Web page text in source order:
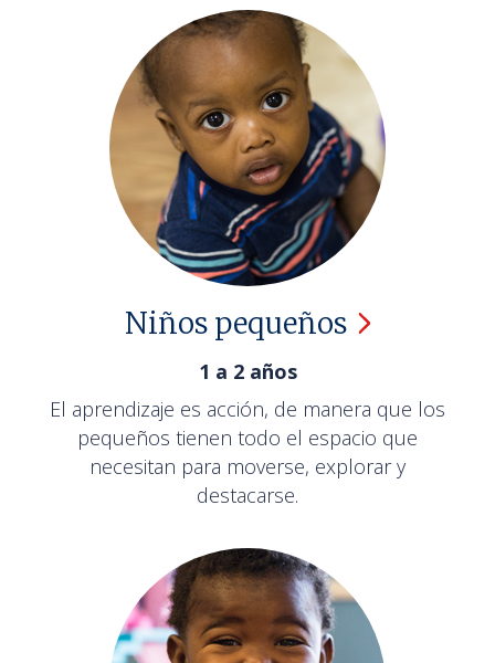
Niños pequeños
1 a 2 años
El aprendizaje es acción, de manera que los
pequeños tienen todo el espacio que
necesitan para moverse, explorar y
destacarse.